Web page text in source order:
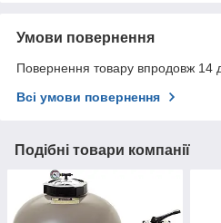
Умови повернення
Повернення товару впродовж 14
Всі умови повернення
Подібні товари компанії